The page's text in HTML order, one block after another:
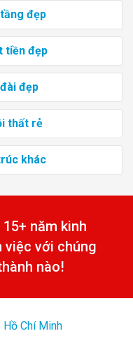
đẹp
tiền đẹp
đẹp
thất rẻ
khác
năm kinh
việc với chúng
nào!
Hồ Chí Minh